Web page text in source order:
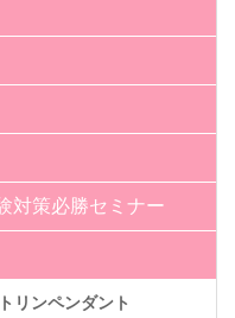
対策必勝セミナー
リンペンダント